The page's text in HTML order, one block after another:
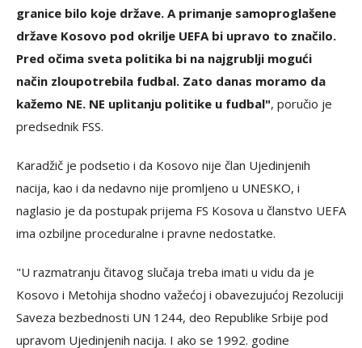
granice bilo koje države. A primanje samoproglašene
države Kosovo pod okrilje UEFA bi upravo to značilo.
Pred očima sveta politika bi na najgrublji mogući
način zloupotrebila fudbal. Zato danas moramo da
kažemo NE. NE uplitanju politike u fudbal", poručio je
predsednik FSS.
Karadžič je podsetio i da Kosovo nije član Ujedinjenih
nacija, kao i da nedavno nije promljeno u UNESKO, i
naglasio je da postupak prijema FS Kosova u članstvo UEFA
ima ozbiljne proceduralne i pravne nedostatke.
"U razmatranju čitavog slučaja treba imati u vidu da je
Kosovo i Metohija shodno važećoj i obavezujućoj Rezoluciji
Saveza bezbednosti UN 1244, deo Republike Srbije pod
upravom Ujedinjenih nacija. I ako se 1992. godine